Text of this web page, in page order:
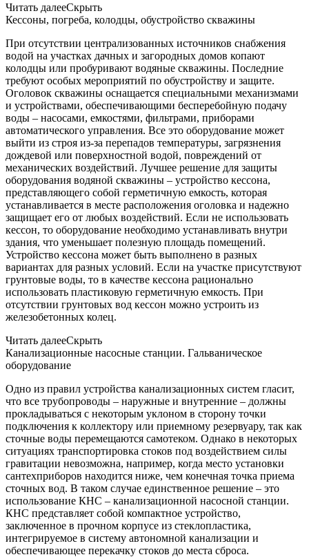
Читать далееСкрыть
Кессоны, погреба, колодцы, обустройство скважины
При отсутствии централизованных источников снабжения
водой на участках дачных и загородных домов копают
колодцы или пробуривают водяные скважины. Последние
требуют особых мероприятий по обустройству и защите.
Оголовок скважины оснащается специальными механизмами
и устройствами, обеспечивающими бесперебойную подачу
воды – насосами, емкостями, фильтрами, приборами
автоматического управления. Все это оборудование может
выйти из строя из-за перепадов температуры, загрязнения
дождевой или поверхностной водой, повреждений от
механических воздействий. Лучшее решение для защиты
оборудования водяной скважины – устройство кессона,
представляющего собой герметичную емкость, которая
устанавливается в месте расположения оголовка и надежно
защищает его от любых воздействий. Если не использовать
кессон, то оборудование необходимо устанавливать внутри
здания, что уменьшает полезную площадь помещений.
Устройство кессона может быть выполнено в разных
вариантах для разных условий. Если на участке присутствуют
грунтовые воды, то в качестве кессона рационально
использовать пластиковую герметичную емкость. При
отсутствии грунтовых вод кессон можно устроить из
железобетонных колец.
Читать далееСкрыть
Канализационные насосные станции. Гальваническое
оборудование
Одно из правил устройства канализационных систем гласит,
что все трубопроводы – наружные и внутренние – должны
прокладываться с некоторым уклоном в сторону точки
подключения к коллектору или приемному резервуару, так как
сточные воды перемещаются самотеком. Однако в некоторых
ситуациях транспортировка стоков под воздействием силы
гравитации невозможна, например, когда место установки
сантехприборов находится ниже, чем конечная точка приема
сточных вод. В таком случае единственное решение – это
использование КНС – канализационной насосной станции.
КНС представляет собой компактное устройство,
заключенное в прочном корпусе из стеклопластика,
интегрируемое в систему автономной канализации и
обеспечивающее перекачку стоков до места сброса.